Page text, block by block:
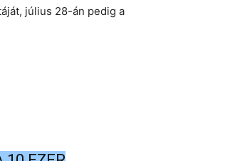
július 28-án pedig a